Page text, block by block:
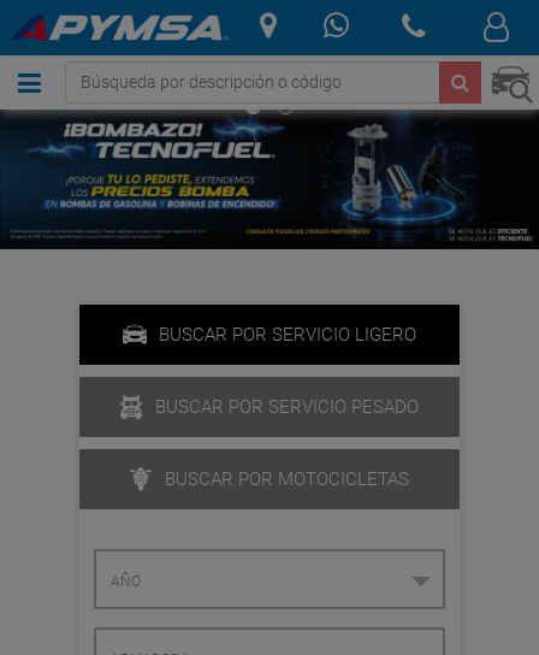
.
BUSCAR POR SERVICIO LIGERO
BUSCAR POR SERVICIO PESADO
BUSCAR POR MOTOCICLETAS